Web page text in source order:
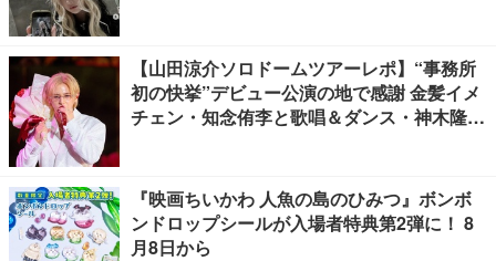
【山田涼介ソロドームツアーレポ】“事務所
初の快挙”デビュー公演の地で感謝 金髪イメ
チェン・知念侑李と歌唱＆ダンス・神木隆之
『映画ちいかわ 人魚の島のひみつ』ボンボ
ンドロップシールが入場者特典第2弾に！ 8
月8日から